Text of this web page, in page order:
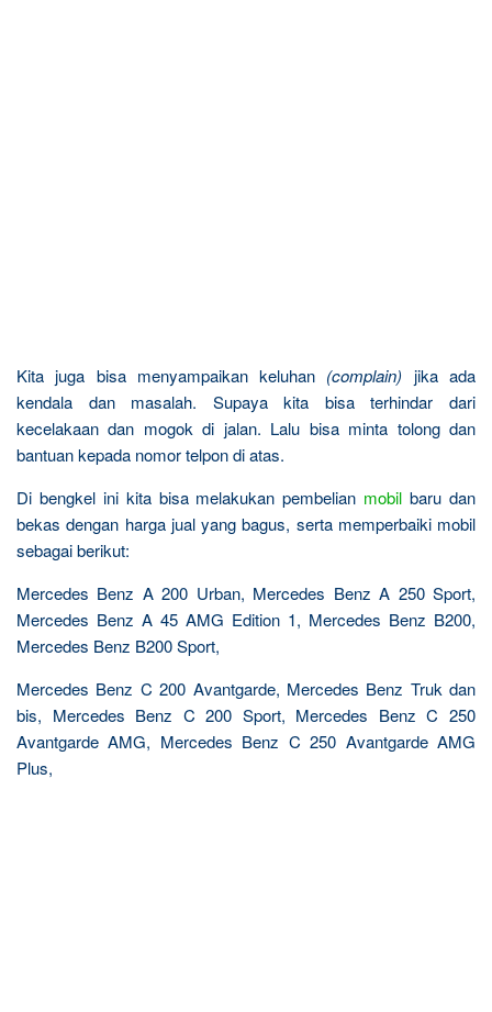
Kita juga bisa menyampaikan keluhan (complain) jika ada
kendala dan masalah. Supaya kita bisa terhindar dari
kecelakaan dan mogok di jalan. Lalu bisa minta tolong dan
bantuan kepada nomor telpon di atas.
Di bengkel ini kita bisa melakukan pembelian mobil baru dan
bekas dengan harga jual yang bagus, serta memperbaiki mobil
sebagai berikut:
Mercedes Benz A 200 Urban, Mercedes Benz A 250 Sport,
Mercedes Benz A 45 AMG Edition 1, Mercedes Benz B200,
Mercedes Benz B200 Sport,
Mercedes Benz C 200 Avantgarde, Mercedes Benz Truk dan
bis, Mercedes Benz C 200 Sport, Mercedes Benz C 250
Avantgarde AMG, Mercedes Benz C 250 Avantgarde AMG
Plus,